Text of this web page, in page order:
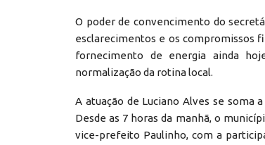
O poder de convencimento do
esclarecimentos e os compromissos
fornecimento de energia ainda
normalização da rotina local.
A atuação de Luciano Alves se soma
Desde as 7 horas da manhã, o
vice-prefeito Paulinho, com a